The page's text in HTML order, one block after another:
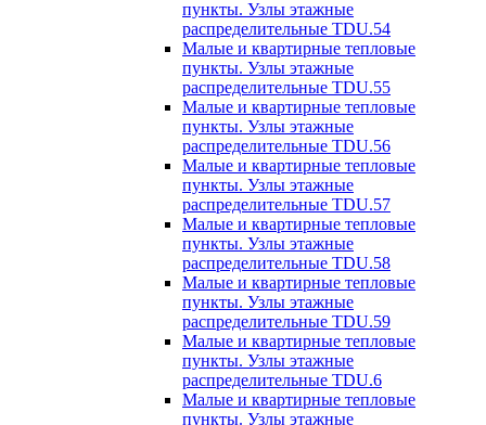
пункты. Узлы этажные
распределительные TDU.54
Малые и квартирные тепловые
пункты. Узлы этажные
распределительные TDU.55
Малые и квартирные тепловые
пункты. Узлы этажные
распределительные TDU.56
Малые и квартирные тепловые
пункты. Узлы этажные
распределительные TDU.57
Малые и квартирные тепловые
пункты. Узлы этажные
распределительные TDU.58
Малые и квартирные тепловые
пункты. Узлы этажные
распределительные TDU.59
Малые и квартирные тепловые
пункты. Узлы этажные
распределительные TDU.6
Малые и квартирные тепловые
пункты. Узлы этажные